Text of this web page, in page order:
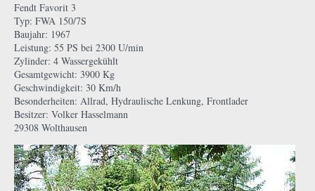
Fendt Favorit 3
Typ: FWA 150/7S
Baujahr: 1967
Leistung: 55 PS bei 2300 U/min
Zylinder: 4 Wassergekühlt
Gesamtgewicht: 3900 Kg
Geschwindigkeit: 30 Km/h
Besonderheiten: Allrad, Hydraulische Lenkung, Frontlader
Besitzer: Volker Hasselmann
29308 Wolthausen